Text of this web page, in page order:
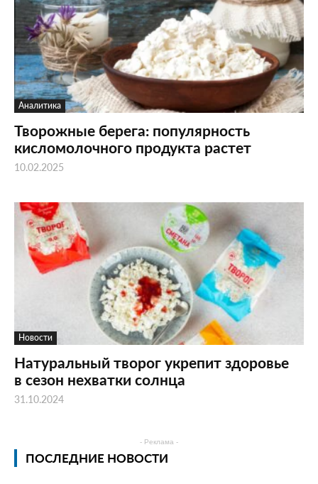
Аналитика
Творожные берега: популярность
кисломолочного продукта растет
10.02.2025
Новости
Натуральный творог укрепит здоровье
в сезон нехватки солнца
31.10.2024
- Реклама -
ПОСЛЕДНИЕ НОВОСТИ